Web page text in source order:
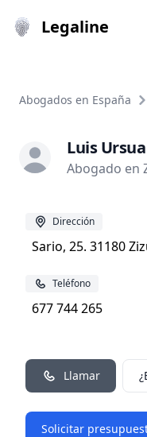
Legaline
Abogados en España
Luis
Abogado en
Dirección
Sario, 25. 31180
Teléfono
677 744 265
Llamar
Solicitar